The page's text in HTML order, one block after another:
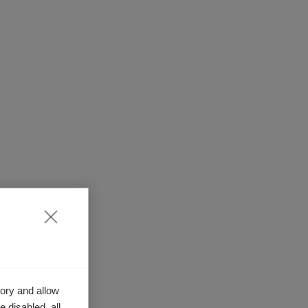
and allow